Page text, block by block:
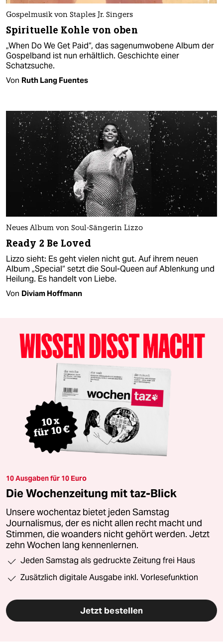
Gospelmusik von Staples Jr. Singers
Spirituelle Kohle von oben
„When Do We Get Paid“, das sagenumwobene Album der
Gospelband ist nun erhältlich. Geschichte einer
Schatzsuche.
Von Ruth Lang Fuentes
Neues Album von Soul-Sängerin Lizzo
Ready 2 Be Loved
Lizzo sieht: Es geht vielen nicht gut. Auf ihrem neuen
Album „Special“ setzt die Soul-Queen auf Ablenkung und
Heilung. Es handelt von Liebe.
Von Diviam Hoffmann
10 Ausgaben für 10 Euro
Die Wochenzeitung mit taz-Blick
Unsere wochentaz bietet jeden Samstag
Journalismus, der es nicht allen recht macht und
Stimmen, die woanders nicht gehört werden. Jetzt
zehn Wochen lang kennenlernen.
Jeden Samstag als gedruckte Zeitung frei Haus
Zusätzlich digitale Ausgabe inkl. Vorlesefunktion
Jetzt bestellen